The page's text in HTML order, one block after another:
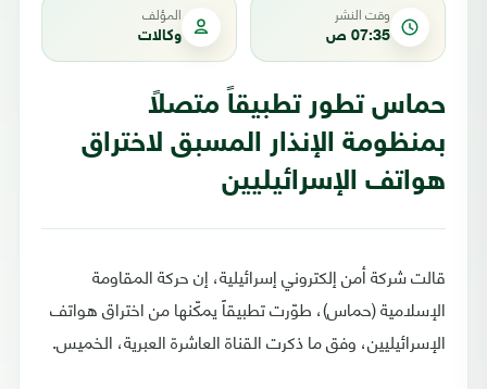
وقت النشر
07:35 ص
المؤلف
وكالات
حماس تطور تطبيقاً متصلاً
بمنظومة الإنذار المسبق لاختراق
هواتف الإسرائيليين
قالت شركة أمن إلكتروني إسرائيلية، إن حركة المقاومة
الإسلامية (حماس)، طوّرت تطبيقاً يمكّنها من اختراق هواتف
الإسرائيليين، وفق ما ذكرت القناة العاشرة العبرية، الخميس.